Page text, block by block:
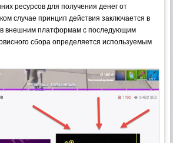
ресурсов для получения денег от
случае принцип действия заключается в
внешним платформам с последующим
сбора определяется используемым